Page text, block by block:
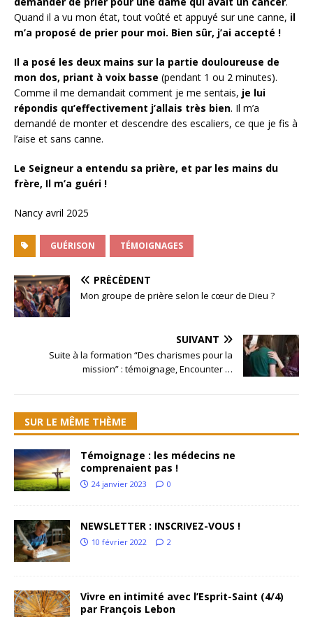
Quand il a vu mon état, tout voûté et appuyé sur une canne, il
m’a proposé de prier pour moi. Bien sûr, j’ai accepté !
Il a posé les deux mains sur la partie douloureuse de
mon dos, priant à voix basse (pendant 1 ou 2 minutes).
Comme il me demandait comment je me sentais, je lui
répondis qu’effectivement j’allais très bien. Il m’a
demandé de monter et descendre des escaliers, ce que je fis à
l’aise et sans canne.
Le Seigneur a entendu sa prière, et par les mains du
frère, Il m’a guéri !
Nancy avril 2025
GUÉRISON TÉMOIGNAGES
PRÉCÉDENT
Mon groupe de prière selon le cœur de Dieu ?
SUIVANT
Suite à la formation “Des charismes pour la
mission” : témoignage, Encounter …
SUR LE MÊME THÈME
Témoignage : les médecins ne
comprenaient pas !
24 janvier 2023 0
NEWSLETTER : INSCRIVEZ-VOUS !
10 février 2022 2
Vivre en intimité avec l’Esprit-Saint (4/4)
par François Lebon